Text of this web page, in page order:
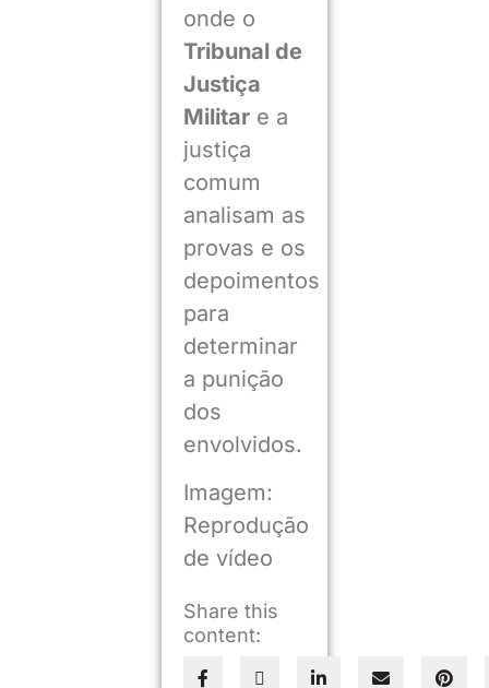
onde o
Tribunal de
Justiça
Militare a
justiça
comum
analisam as
provas e os
depoimentos
para
determinar
a punição
dos
envolvidos.
Imagem:
Reprodução
de vídeo
Share this
content: